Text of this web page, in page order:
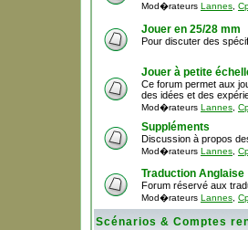
Mod�rateurs Lannes
Jouer en 25/28 mm
Pour discuter des
Jouer à petite
Ce forum permet aux
des idées et des
Mod�rateurs Lannes
Suppléments
Discussion à propos
Mod�rateurs Lannes
Traduction Anglaise
Forum réservé aux
Mod�rateurs Lannes
Scénarios & Comptes